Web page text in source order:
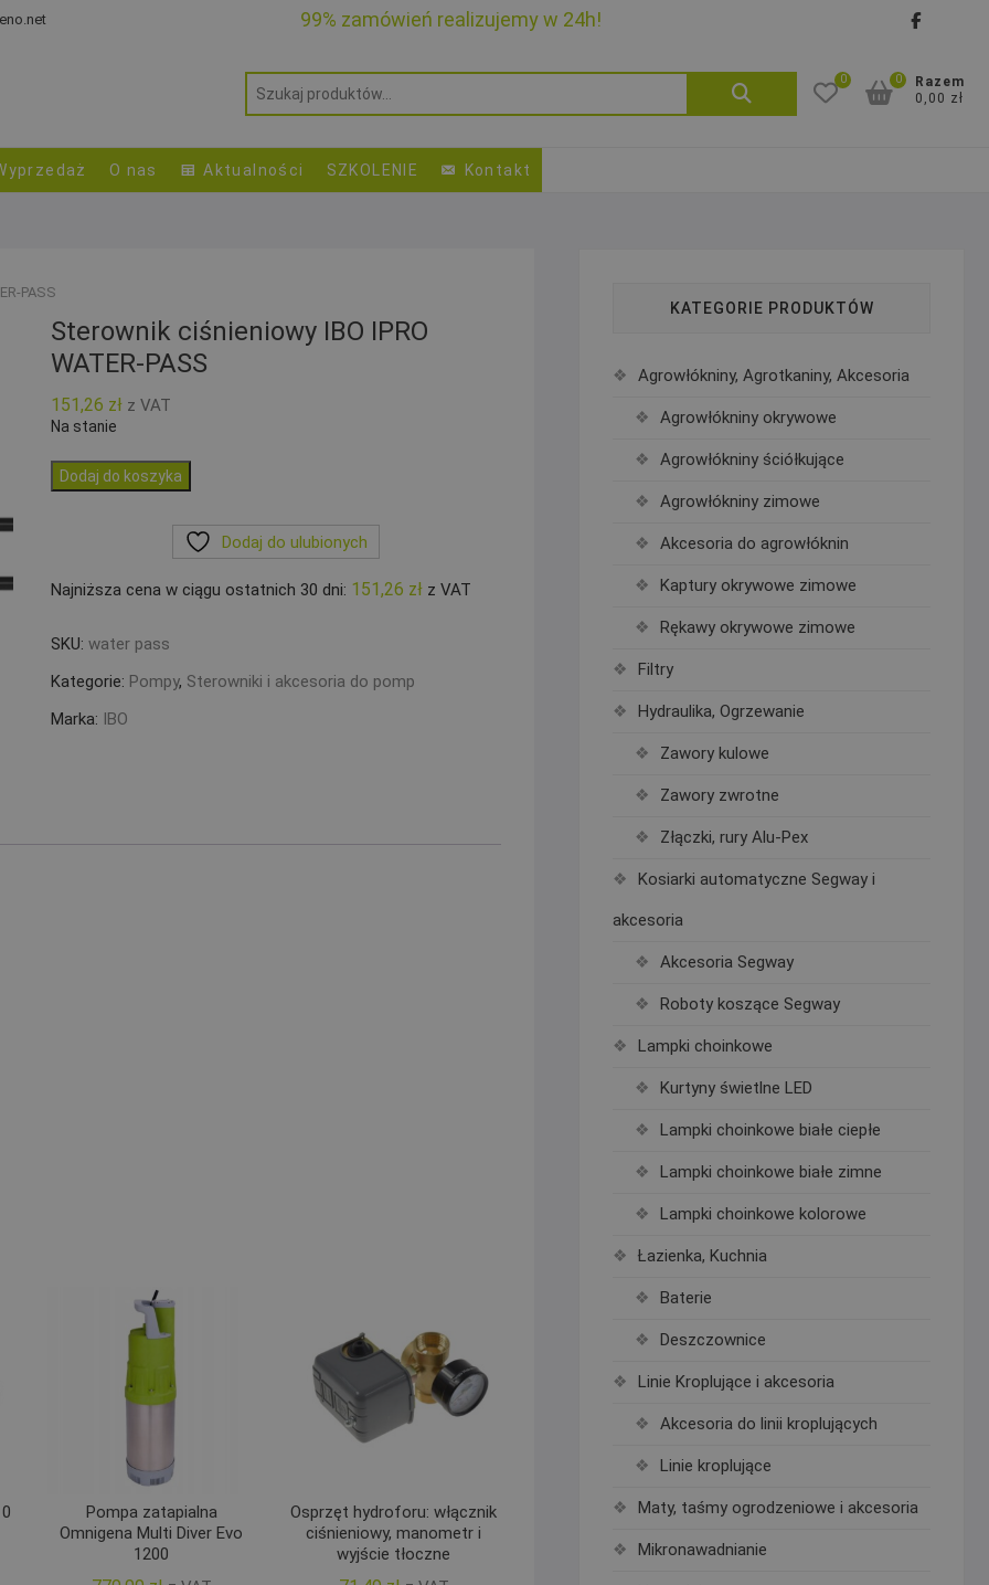
99% zamówień realizujemy w 24h!
Szukaj: 0
Razem
0,00 zł
0
O nas Aktualności SZKOLENIE Kontakt
PASS
Sterownik ciśnieniowy IBO IPRO
WATER-PASS
151,26 zł z VAT
Na stanie
ilość
IPRO
WATER-
Dodaj do koszyka
Dodaj do ulubionych
Najniższa cena w ciągu ostatnich 30 dni: 151,26 zł z VAT
SKU: water pass
Kategorie: Pompy, Sterowniki i akcesoria do pomp
Marka: IBO
Pompa zatapialna
Omnigena Multi Diver Evo
1200
Osprzęt hydroforu: włącznik
ciśnieniowy, manometr i
wyjście tłoczne
KATEGORIE PRODUKTÓW
Agrowłókniny, Agrotkaniny, Akcesoria
Agrowłókniny okrywowe
Agrowłókniny ściółkujące
Agrowłókniny zimowe
Akcesoria do agrowłóknin
Kaptury okrywowe zimowe
Rękawy okrywowe zimowe
Filtry
Hydraulika, Ogrzewanie
Zawory kulowe
Zawory zwrotne
Złączki, rury Alu-Pex
Kosiarki automatyczne Segway i
akcesoria
Akcesoria Segway
Roboty koszące Segway
Lampki choinkowe
Kurtyny świetlne LED
Lampki choinkowe białe ciepłe
Lampki choinkowe białe zimne
Lampki choinkowe kolorowe
Łazienka, Kuchnia
Baterie
Deszczownice
Linie Kroplujące i akcesoria
Akcesoria do linii kroplujących
Linie kroplujące
Maty, taśmy ogrodzeniowe i akcesoria
Mikronawadnianie